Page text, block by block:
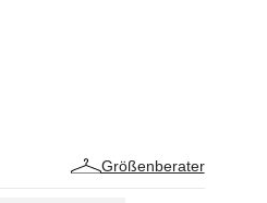
Größenberater